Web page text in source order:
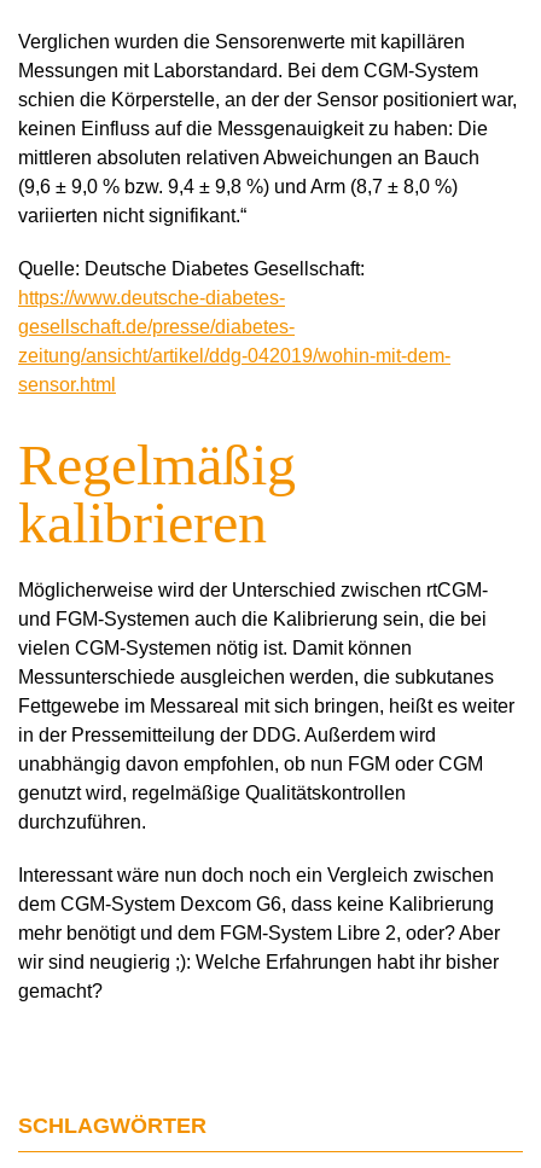
Verglichen wurden die Sensorenwerte mit kapillären
Messungen mit Laborstandard. Bei dem CGM-System
schien die Körperstelle, an der der Sensor positioniert war,
keinen Einfluss auf die Messgenauigkeit zu haben: Die
mittleren absoluten relativen Abweichungen an Bauch
(9,6 ± 9,0 % bzw. 9,4 ± 9,8 %) und Arm (8,7 ± 8,0 %)
variierten nicht signifikant.“
Quelle: Deutsche Diabetes Gesellschaft:
https://www.deutsche-diabetes-
gesellschaft.de/presse/diabetes-
zeitung/ansicht/artikel/ddg-042019/wohin-mit-dem-
sensor.html
Regelmäßig
kalibrieren
Möglicherweise wird der Unterschied zwischen rtCGM-
und FGM-Systemen auch die Kalibrierung sein, die bei
vielen CGM-Systemen nötig ist. Damit können
Messunterschiede ausgleichen werden, die subkutanes
Fettgewebe im Messareal mit sich bringen, heißt es weiter
in der Pressemitteilung der DDG. Außerdem wird
unabhängig davon empfohlen, ob nun FGM oder CGM
genutzt wird, regelmäßige Qualitätskon­trollen
durchzuführen.
Interessant wäre nun doch noch ein Vergleich zwischen
dem CGM-System Dexcom G6, dass keine Kalibrierung
mehr benötigt und dem FGM-System Libre 2, oder? Aber
wir sind neugierig ;): Welche Erfahrungen habt ihr bisher
gemacht?
SCHLAGWÖRTER